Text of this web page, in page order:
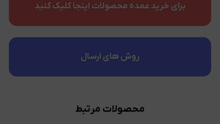
برای خرید عمده محصولات اینجا کلیک کنید
روش های ارسال
محصولات مرتبط